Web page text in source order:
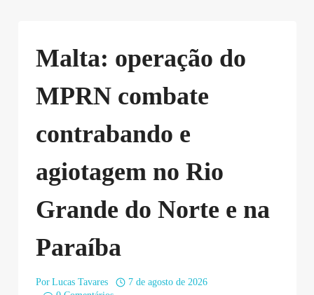
Malta: operação do
MPRN combate
contrabando e
agiotagem no Rio
Grande do Norte e na
Paraíba
Por Lucas Tavares
7 de agosto de 2026